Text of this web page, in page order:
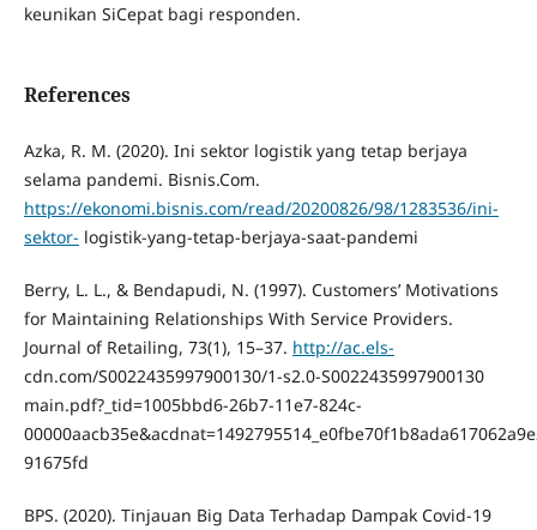
keunikan SiCepat bagi responden.
References
Azka, R. M. (2020). Ini sektor logistik yang tetap berjaya
selama pandemi. Bisnis.Com.
https://ekonomi.bisnis.com/read/20200826/98/1283536/ini-
sektor- logistik-yang-tetap-berjaya-saat-pandemi
Berry, L. L., & Bendapudi, N. (1997). Customers’ Motivations
for Maintaining Relationships With Service Providers.
Journal of Retailing, 73(1), 15–37. http://ac.els-
cdn.com/S0022435997900130/1-s2.0-S0022435997900130
main.pdf?_tid=1005bbd6-26b7-11e7-824c-
91675fd
BPS. (2020). Tinjauan Big Data Terhadap Dampak Covid-19